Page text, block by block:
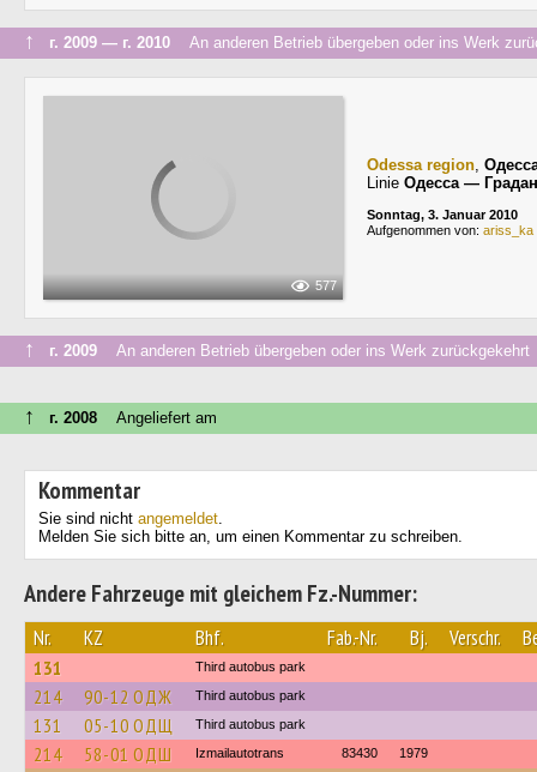
↑ г. 2009 — г. 2010 An anderen Betrieb übergeben oder ins Werk
577
Odessa region,
Linie Одесса —
Sonntag, 3. Januar 2010
Aufgenommen von: ariss_ka
↑ г. 2009 An anderen Betrieb übergeben oder ins Werk zurückgekehrt
↑ г. 2008 Angeliefert am
Kommentar
Sie sind nicht angemeldet.
Melden Sie sich bitte an, um einen Kommentar zu schreiben.
Andere Fahrzeuge mit gleichem Fz.-Nummer:
Nr. KZ Bhf. Fab.-Nr. Bj. Verschr.
131 Third autobus park
214 90-12 ОДЖ Third autobus park
131 05-10 ОДЩ Third autobus park
214 58-01 ОДШ Izmailautotrans 83430 1979